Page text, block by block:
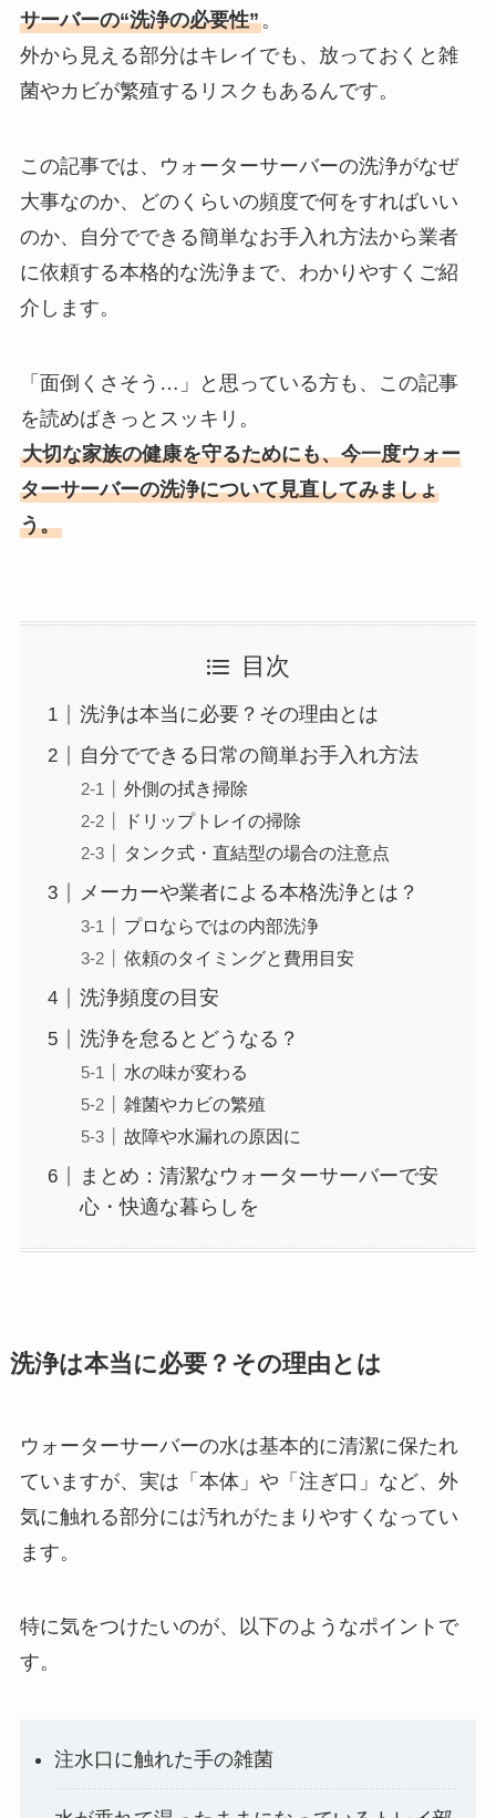
サーバーの“洗浄の必要性”。
外から見える部分はキレイでも、放っておくと雑
菌やカビが繁殖するリスクもあるんです。
この記事では、ウォーターサーバーの洗浄がなぜ
大事なのか、どのくらいの頻度で何をすればいい
のか、自分でできる簡単なお手入れ方法から業者
に依頼する本格的な洗浄まで、わかりやすくご紹
介します。
「面倒くさそう…」と思っている方も、この記事
を読めばきっとスッキリ。
大切な家族の健康を守るためにも、今一度ウォー
ターサーバーの洗浄について見直してみましょ
う。
目次
洗浄は本当に必要？その理由とは
自分でできる日常の簡単お手入れ方法
外側の拭き掃除
ドリップトレイの掃除
タンク式・直結型の場合の注意点
メーカーや業者による本格洗浄とは？
プロならではの内部洗浄
依頼のタイミングと費用目安
洗浄頻度の目安
洗浄を怠るとどうなる？
水の味が変わる
雑菌やカビの繁殖
故障や水漏れの原因に
まとめ：清潔なウォーターサーバーで安
心・快適な暮らしを
洗浄は本当に必要？その理由とは
ウォーターサーバーの水は基本的に清潔に保たれ
ていますが、実は「本体」や「注ぎ口」など、外
気に触れる部分には汚れがたまりやすくなってい
ます。
特に気をつけたいのが、以下のようなポイントで
す。
注水口に触れた手の雑菌